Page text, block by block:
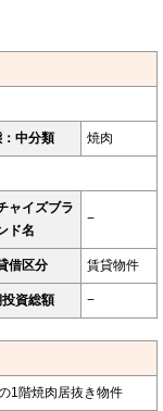
中分類 焼肉
ャイズブラ
ド名
−
借区分 賃貸物件
資総額 −
1階焼肉居抜き物件